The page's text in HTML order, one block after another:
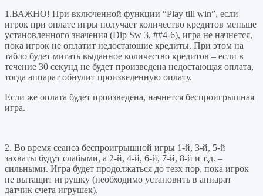
1.ВАЖНО! При включенной функции “Play till win”, если
игрок при оплате игры получает количество кредитов меньше
установленного значения (Dip Sw 3, ##4-6), игра не начнется,
пока игрок не оплатит недостающие кредиты. При этом на
табло будет мигать выданное количество кредитов – если в
течение 30 секунд не будет произведена недостающая оплата,
тогда аппарат обнулит произведенную оплату.
Если же оплата будет произведена, начнется беспроигрышная
игра.
2. Во время сеанса беспроигрышной игры 1-й, 3-й, 5-й
захваты будут слабыми, а 2-й, 4-й, 6-й, 7-й, 8-й и т.д. –
сильными. Игра будет продолжаться до тезх пор, пока игрок
не вытащит игрушку (необходимо установить в аппарат
датчик счета игрушек).